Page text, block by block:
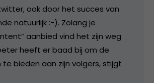
ook door het succes van
natuurlijk :-). Zolang je
aanbied vind het zijn weg
heeft er baad bij om de
bieden aan zijn volgers, stijgt